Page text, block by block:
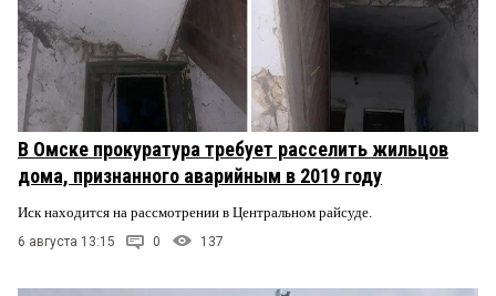
В Омске прокуратура требует расселить жильцов
дома, признанного аварийным в 2019 году
Иск находится на рассмотрении в Центральном райсуде.
6 августа 13:15 0 137